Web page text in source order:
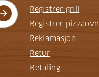
arrow_forward
Registrer grill
Registrer pizzaovn
Reklamasjon
Retur
Betaling